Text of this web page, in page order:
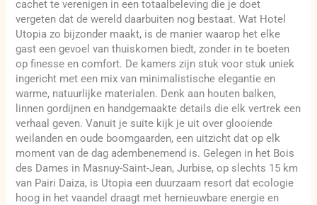
cachet te verenigen in een totaalbeleving die je doet
vergeten dat de wereld daarbuiten nog bestaat. Wat Hotel
Utopia zo bijzonder maakt, is de manier waarop het elke
gast een gevoel van thuiskomen biedt, zonder in te boeten
op finesse en comfort. De kamers zijn stuk voor stuk uniek
ingericht met een mix van minimalistische elegantie en
warme, natuurlijke materialen. Denk aan houten balken,
linnen gordijnen en handgemaakte details die elk vertrek een
verhaal geven. Vanuit je suite kijk je uit over glooiende
weilanden en oude boomgaarden, een uitzicht dat op elk
moment van de dag adembenemend is. Gelegen in het Bois
des Dames in Masnuy-Saint-Jean, Jurbise, op slechts 15 km
van Pairi Daiza, is Utopia een duurzaam resort dat ecologie
hoog in het vaandel draagt met hernieuwbare energie en